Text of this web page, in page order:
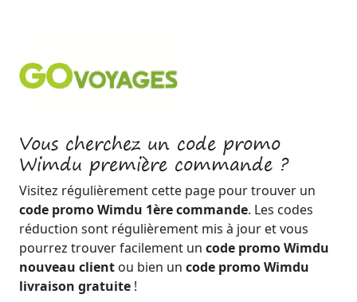
Vous cherchez un code promo
Wimdu première commande ?
Visitez régulièrement cette page pour trouver un
code promo Wimdu 1ère commande. Les codes
réduction sont régulièrement mis à jour et vous
pourrez trouver facilement un code promo Wimdu
nouveau client ou bien un code promo Wimdu
livraison gratuite !